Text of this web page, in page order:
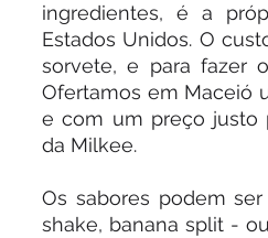
ingredientes, é a
Estados Unidos. O
sorvete, e para fazer
Ofertamos em Maceió
e com um preço justo
da Milkee.
Os sabores podem
shake, banana split -